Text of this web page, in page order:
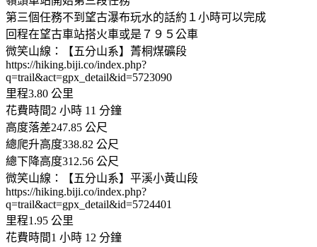
第三個任務不到望古瀑布玩水的話約１小時可以完成
回程在望古車站搭火車或是７９５公車
微笑山線：【五分山系】菁桐煤礦段
https://hiking.biji.co/index.php?
q=trail&act=gpx_detail&id=5723090
里程3.80 公里
花費時間2 小時 11 分鐘
高度落差247.85 公尺
總爬升高度338.82 公尺
總下降高度312.56 公尺
微笑山線：【五分山系】平溪小黃山段
https://hiking.biji.co/index.php?
q=trail&act=gpx_detail&id=5724401
里程1.95 公里
花費時間1 小時 12 分鐘